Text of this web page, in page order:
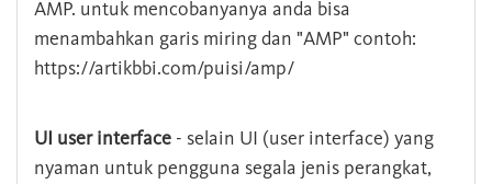
AMP. untuk mencobanyanya anda bisa
menambahkan garis miring dan "AMP" contoh:
https://artikbbi.com/puisi/amp/
UI user interface - selain UI (user interface) yang
nyaman untuk pengguna segala jenis perangkat,